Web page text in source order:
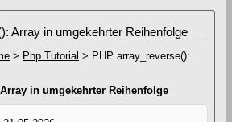
Array in umgekehrter Reihenfolge
> Php Tutorial > PHP array_reverse():
in umgekehrter Reihenfolge